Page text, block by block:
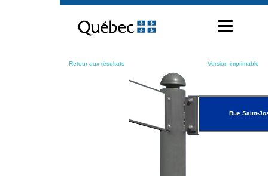
contenu
Retour aux résultats Version imprimable
Rue Saint-